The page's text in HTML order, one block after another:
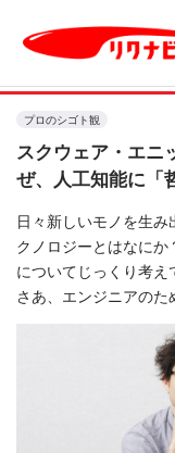
プロのシゴト観
スクウェア・エニ
ぜ、人工知能に「
日々新しいモノを生
クノロジーとはなにか
についてじっくり考え
さあ、エンジニアのた